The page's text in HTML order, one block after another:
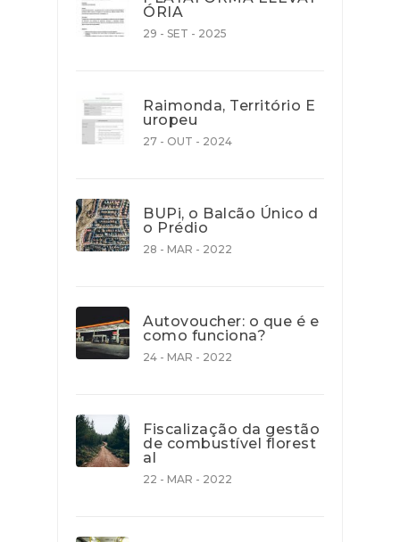
ÓRIA
29 - SET - 2025
Raimonda, Território E
uropeu
27 - OUT - 2024
BUPi, o Balcão Único d
o Prédio
28 - MAR - 2022
Autovoucher: o que é e
como funciona?
24 - MAR - 2022
Fiscalização da gestão
de combustível florest
al
22 - MAR - 2022